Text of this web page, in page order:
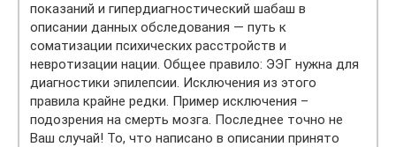
показаний и гипердиагностический шабаш в
описании данных обследования — путь к
соматизации психических расстройств и
невротизации нации. Общее правило: ЭЭГ нужна для
диагностики эпилепсии. Исключения из этого
правила крайне редки. Пример исключения –
подозрения на смерть мозга. Последнее точно не
Ваш случай! То, что написано в описании принято